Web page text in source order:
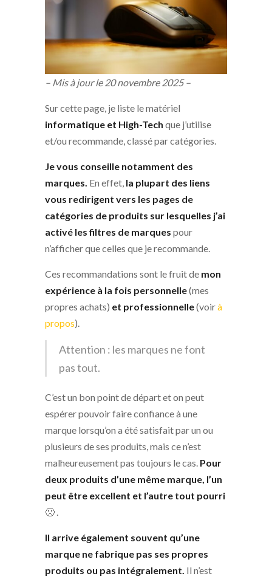
– Mis à jour le 20 novembre 2025 –
Sur cette page, je liste le matériel
informatique et High-Tech que j’utilise
et/ou recommande, classé par catégories.
Je vous conseille notamment des
marques. En effet, la plupart des liens
vous redirigent vers les pages de
catégories de produits sur lesquelles j’ai
activé les filtres de marques pour
n’afficher que celles que je recommande.
Ces recommandations sont le fruit de mon
expérience à la fois personnelle(mes
propres achats) et professionnelle(voirà
propos).
Attention : les marques ne font
pas tout.
C’est un bon point de départ et on peut
espérer pouvoir faire confiance à une
marque lorsqu’on a été satisfait par un ou
plusieurs de ses produits, mais ce n’est
malheureusement pas toujours le cas. Pour
deux produits d’une même marque, l’un
peut être excellent et l’autre tout pourri
🙁 .
Il arrive également souvent qu’une
marque ne fabrique pas ses propres
produits ou pas intégralement. Il n’est